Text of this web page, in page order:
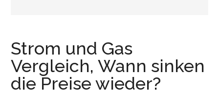
Strom und Gas
Vergleich, Wann sinken
die Preise wieder?